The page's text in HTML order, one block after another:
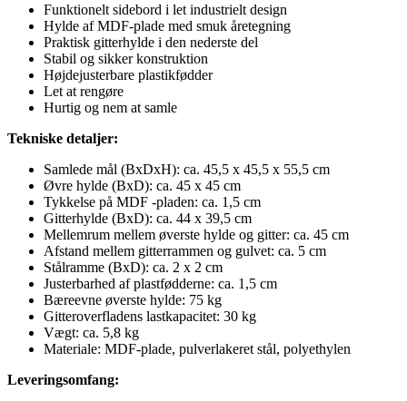
Funktionelt sidebord i let industrielt design
Hylde af MDF-plade med smuk åretegning
Praktisk gitterhylde i den nederste del
Stabil og sikker konstruktion
Højdejusterbare plastikfødder
Let at rengøre
Hurtig og nem at samle
Tekniske detaljer:
Samlede mål (BxDxH): ca. 45,5 x 45,5 x 55,5 cm
Øvre hylde (BxD): ca. 45 x 45 cm
Tykkelse på MDF -pladen: ca. 1,5 cm
Gitterhylde (BxD): ca. 44 x 39,5 cm
Mellemrum mellem øverste hylde og gitter: ca. 45 cm
Afstand mellem gitterrammen og gulvet: ca. 5 cm
Stålramme (BxD): ca. 2 x 2 cm
Justerbarhed af plastfødderne: ca. 1,5 cm
Bæreevne øverste hylde: 75 kg
Gitteroverfladens lastkapacitet: 30 kg
Vægt: ca. 5,8 kg
Materiale: MDF-plade, pulverlakeret stål, polyethylen
Leveringsomfang: